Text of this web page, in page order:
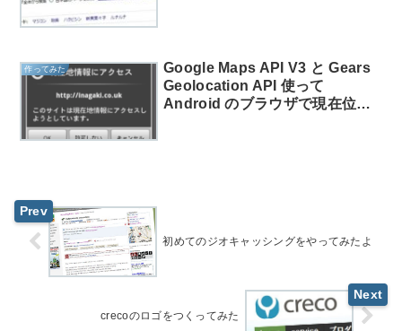
作ってみた
Google Maps API V3 と Gears
Geolocation API 使って
Android のブラウザで現在位置
初めてのジオキャッシングをやってみたよ
crecoのロゴをつくってみた